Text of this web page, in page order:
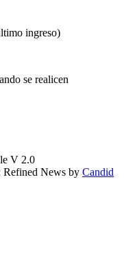
ingreso)
se realicen
V 2.0
Refined News by Candid